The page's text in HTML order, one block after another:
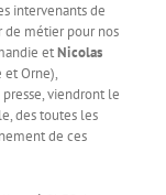
intervenants de
métier pour nos
etNicolas
et Orne),
viendront le
des toutes les
de ces